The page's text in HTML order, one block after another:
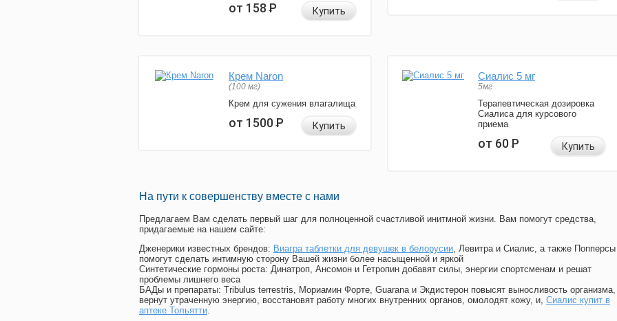
от 158Р Купить
Крем Naron
(100 мг)
Крем для сужения влагалища
от 1500Р Купить
Сиалис 5 мг
5мг
Терапевтическая дозировка
Сиалиса для курсового
приема
от 60Р Купить
На пути к совершенству вместе с нами
Предлагаем Вам сделать первый шаг для полноценной счастливой инитмной жизни. Вам помогут средства,
придагаемые на нашем сайте:
Дженерики известных брендов: Виагра таблетки для девушек в белорусии, Левитра и Сиалис, а также Попперсы
помогут сделать интимную сторону Вашей жизни более насыщенной и яркой
Синтетические гормоны роста: Динатроп, Ансомон и Гетропин добавят силы, энергии спортсменам и решат
проблемы лишнего веса
БАДы и препараты: Tribulus terrestris, Мориамин Форте, Guarana и Экдистерон повысят выносливость организма,
вернут утраченную энергию, восстановят работу многих внутренних органов, омолодят кожу, и, Сиалис купит в
аптеке Тольятти.